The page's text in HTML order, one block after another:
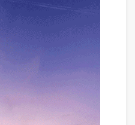
390 Millennium için
avlanma ve aldanma!
19 yıl sonra sil baştan
hiç mi kusuru yok?